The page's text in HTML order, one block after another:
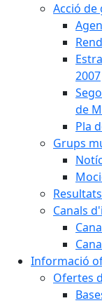
Acció de
2007
de
Pla
Grups
Canals
Informació
Ofertes